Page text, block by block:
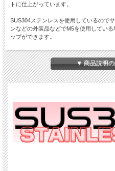
トに仕上がっています。
SUS304ステンレスを使用しているので
ンなどの外装品などでM5を使用してい
ップができます。
商品概要
■商品番号：TR0088
■ヘッド形状：シェルヘッド
■呼び長さ：12mm
※詳細はサイズ画像参照
■ピッチ：0.80
■カラー：シルバー
■入数：数量1で1本
▼ 商品説明